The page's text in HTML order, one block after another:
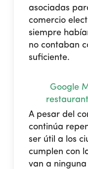
asociadas
comercio
siempre
no contaban
suficiente.
Google
A pesar del
continúa
ser útil a los
cumplen con
van a